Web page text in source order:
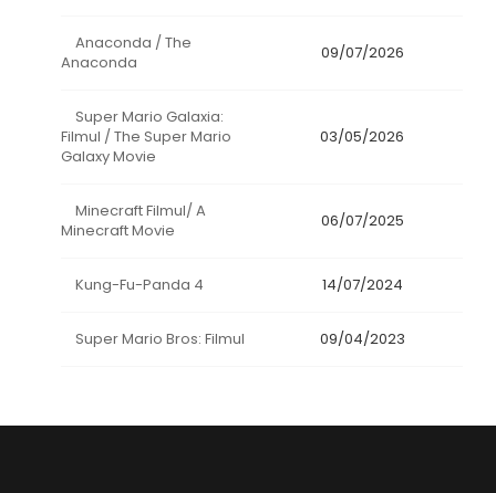
Anaconda / The
Anaconda
09/07/2026
Super Mario Galaxia:
Filmul / The Super Mario
Galaxy Movie
03/05/2026
Minecraft Filmul/ A
Minecraft Movie
06/07/2025
Kung-Fu-Panda 4 14/07/2024
Super Mario Bros: Filmul 09/04/2023